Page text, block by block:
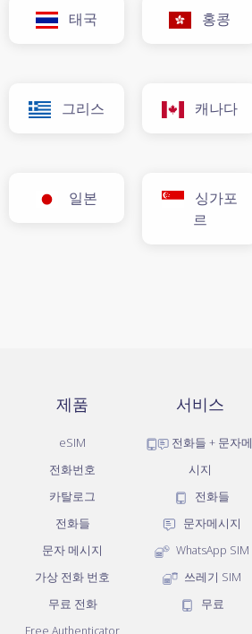
태국 홍콩
그리스 캐나다
일본
싱가포
르
제품
eSIM
전화번호
카탈로그
전화들
문자 메시지
가상 전화 번호
무료 전화
Free Authenticator
서비스
전화들 + 문자메
시지
전화들
문자메시지
WhatsApp SIM
쓰레기 SIM
무료